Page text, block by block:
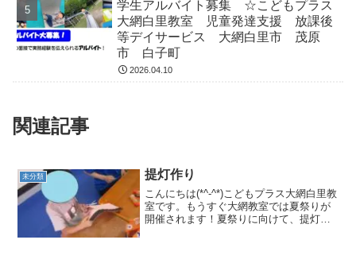
学生アルバイト募集 ☆こどもプラス
大網白里教室 児童発達支援 放課後
等デイサービス 大網白里市 茂原
市 白子町
2026.04.10
関連記事
未分類 提灯作り
こんにちは(*^-^*)こどもプラス大網白里教
室です。もうすぐ大網教室では夏祭りが
開催されます！夏祭りに向けて、提灯作